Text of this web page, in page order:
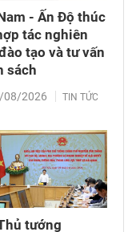
- Ấn Độ thúc
tác nghiên
tạo và tư vấn
sách
08/2026 TIN TỨC
tướng